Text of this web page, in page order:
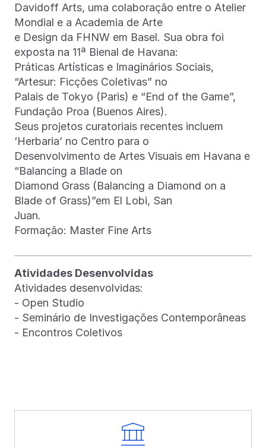
Davidoff Arts, uma colaboração entre o Atelier
Mondial e a Academia de Arte
e Design da FHNW em Basel. Sua obra foi
exposta na 11ª Bienal de Havana:
Práticas Artísticas e Imaginários Sociais,
“Artesur: Ficções Coletivas” no
Palais de Tokyo (Paris) e “End of the Game”,
Fundação Proa (Buenos Aires).
Seus projetos curatoriais recentes incluem
‘Herbaria’ no Centro para o
Desenvolvimento de Artes Visuais em Havana e
“Balancing a Blade on
Diamond Grass (Balancing a Diamond on a
Blade of Grass)”em El Lobi, San
Juan.
Formação: Master Fine Arts
Atividades Desenvolvidas
Atividades desenvolvidas:
- Open Studio
- Seminário de Investigações Contemporâneas
- Encontros Coletivos